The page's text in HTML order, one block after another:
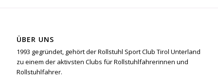
ÜBER UNS
1993 gegründet, gehört der Rollstuhl Sport Club Tirol Unterland
zu einem der aktivsten Clubs für Rollstuhlfahrerinnen und
Rollstuhlfahrer.